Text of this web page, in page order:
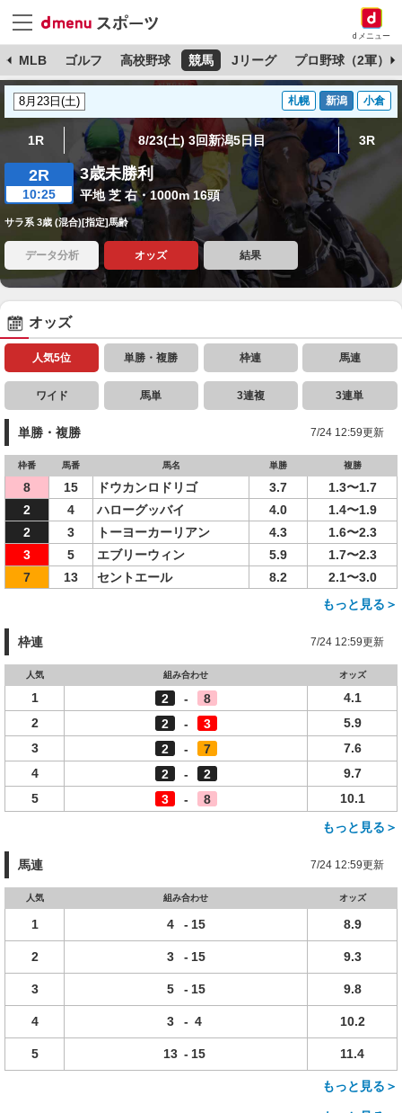
dメニュー
MLB ゴルフ 高校野球 競馬 Jリーグ プロ野球（2軍）
札幌 新潟 小倉
1R 8/23(土) 3回新潟5日目 3R
2R
10:25
3歳未勝利
平地 芝 右・1000m 16頭
サラ系 3歳 (混合)[指定]馬齢
データ分析 オッズ 結果
オッズ
人気5位 単勝・複勝 枠連 馬連
ワイド 馬単 3連複 3連単
単勝・複勝 7/24 12:59更新
枠番 馬番 馬名 単勝 複勝
8 15 ドウカンロドリゴ 3.7
1.3〜1.7
2
4 ハローグッバイ 4.0
1.4〜1.9
2
3 トーヨーカーリアン 4.3
1.6〜2.3
3
5 エブリーウィン 5.9
1.7〜2.3
7
13 セントエール 8.2
2.1〜3.0
もっと見る＞
枠連 7/24 12:59更新
人気 組み合わせ オッズ
1 2 - 8
4.1
2
2 - 3
5.9
3
2 - 7
7.6
4
2 - 2
9.7
5
3 - 8
10.1
もっと見る＞
馬連 7/24 12:59更新
人気 組み合わせ オッズ
1 4 - 15 8.9
2 3 - 15 9.3
3 5 - 15 9.8
4 3 - 4 10.2
5 13 - 15 11.4
もっと見る＞